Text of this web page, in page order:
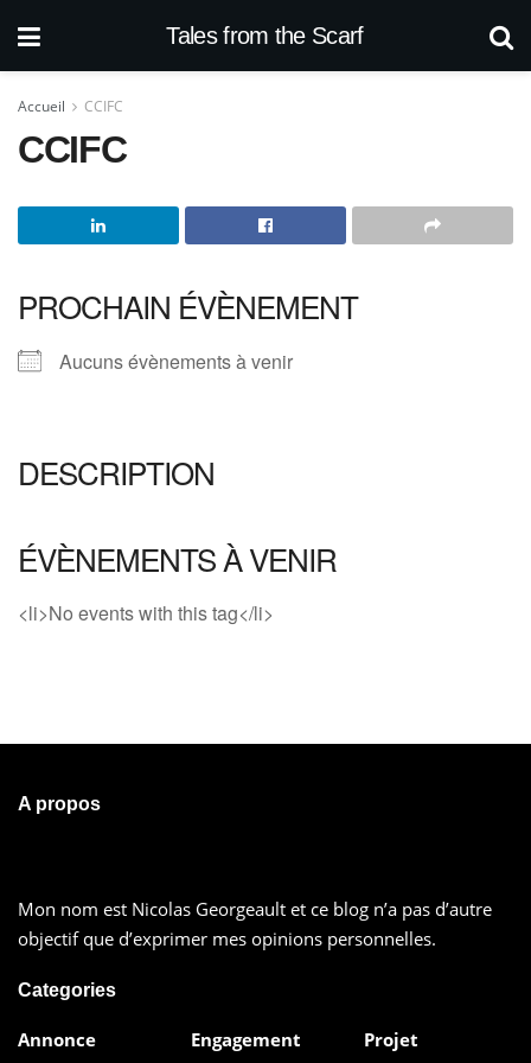
Tales from the Scarf
Accueil CCIFC
CCIFC
PROCHAIN ÉVÈNEMENT
Aucuns évènements à venir
DESCRIPTION
ÉVÈNEMENTS À VENIR
<li>No events with this tag</li>
A propos
Mon nom est Nicolas Georgeault et ce blog n’a pas d’autre
objectif que d’exprimer mes opinions personnelles.
Categories
Annonce
Engagement
Projet